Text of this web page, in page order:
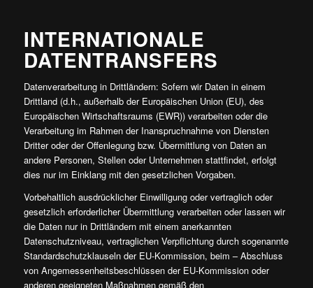
INTERNATIONALE
DATENTRANSFERS
Datenverarbeitung in Drittländern: Sofern wir Daten in einem
Drittland (d.h., außerhalb der Europäischen Union (EU), des
Europäischen Wirtschaftsraums (EWR)) verarbeiten oder die
Verarbeitung im Rahmen der Inanspruchnahme von Diensten
Dritter oder der Offenlegung bzw. Übermittlung von Daten an
andere Personen, Stellen oder Unternehmen stattfindet, erfolgt
dies nur im Einklang mit den gesetzlichen Vorgaben.
Vorbehaltlich ausdrücklicher Einwilligung oder vertraglich oder
gesetzlich erforderlicher Übermittlung verarbeiten oder lassen wir
die Daten nur in Drittländern mit einem anerkannten
Datenschutzniveau, vertraglichen Verpflichtung durch sogenannte
Standardschutzklauseln der EU-Kommission, beim –Abschluss
von Angemessenheitsbeschlüssen der EU-Kommission oder
anderen geeigneten Maßnahmen gemäß den